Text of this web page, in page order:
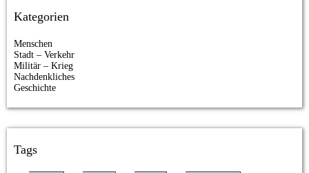
Kategorien
Menschen
Stadt – Verkehr
Militär – Krieg
Nachdenkliches
Geschichte
Tags